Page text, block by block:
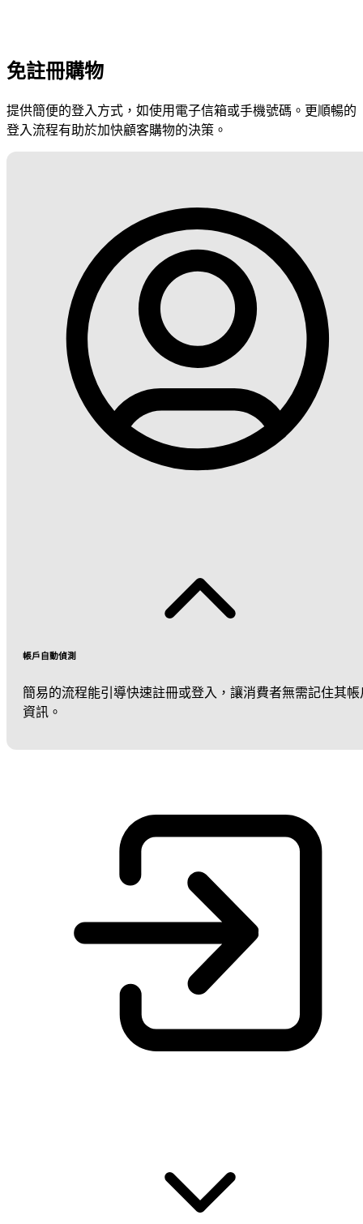
免註冊購物
提供簡便的登入方式，如使用電子信箱或手機號碼。更順暢的
登入流程有助於加快顧客購物的決策。
帳戶自動偵測
簡易的流程能引導快速註冊或登入，讓消費者無需記住其帳
資訊。